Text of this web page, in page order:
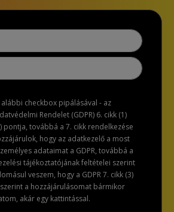
checkbox pipálásával - az
Rendelet (GDPR) 6. cikk (1)
pontja, továbbá a 7. cikk rendelkezése
hogy az adatkezelő a most
adataimat a GDPR, továbbá a
tájékoztatójának feltételei szerint
veszem, hogy a GDPR 7. cikk (3)
a hozzájárulásomat bármikor
akár egy kattintással.